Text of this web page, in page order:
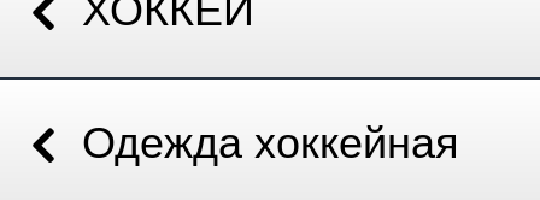
ХОККЕЙ
Одежда хоккейная